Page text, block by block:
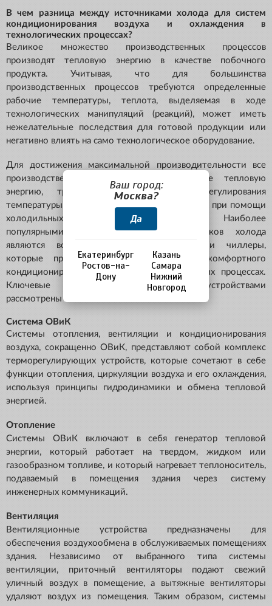
Ваш город:
Москва?
Да
Екатеринбург
Казань
Ростов-на-
Дону
Самара
Нижний
Новгород
В чем разница между источниками холода для систем
кондиционирования воздуха и охлаждения в
технологических процессах?
Великое множество производственных процессов
производят тепловую энергию в качестве побочного
продукта. Учитывая, что для большинства
производственных процессов требуются определенные
рабочие температуры, теплота, выделяемая в ходе
технологических манипуляций (реакций), может иметь
нежелательные последствия для готовой продукции или
негативно влиять на само технологическое оборудование.
Для достижения максимальной производительности все
производственные процессы, генерирующие тепловую
энергию, требуют соответствующего регулирования
температуры, которое может быть выполнено при помощи
холодильных машин различного типа. Наиболее
популярными вариантами таких источников холода
являются водоохлаждающие машины, или чиллеры,
которые применяются как в системах комфортного
кондиционирования, так и в технологических процессах.
Ключевые различия между этими устройствами
рассмотрены ниже.
Система ОВиК
Системы отопления, вентиляции и кондиционирования
воздуха, сокращенно ОВиК, представляют собой комплекс
терморегулирующих устройств, которые сочетают в себе
функции отопления, циркуляции воздуха и его охлаждения,
используя принципы гидродинамики и обмена тепловой
энергией.
Отопление
Системы ОВиК включают в себя генератор тепловой
энергии, который работает на твердом, жидком или
газообразном топливе, и который нагревает теплоноситель,
подаваемый в помещения здания через систему
инженерных коммуникаций.
Вентиляция
Вентиляционные устройства предназначены для
обеспечения воздухообмена в обслуживаемых помещениях
здания. Независимо от выбранного типа системы
вентиляции, приточный вентиляторы подают свежий
уличный воздух в помещение, а вытяжные вентиляторы
удаляют воздух из помещения. Таким образом, системы